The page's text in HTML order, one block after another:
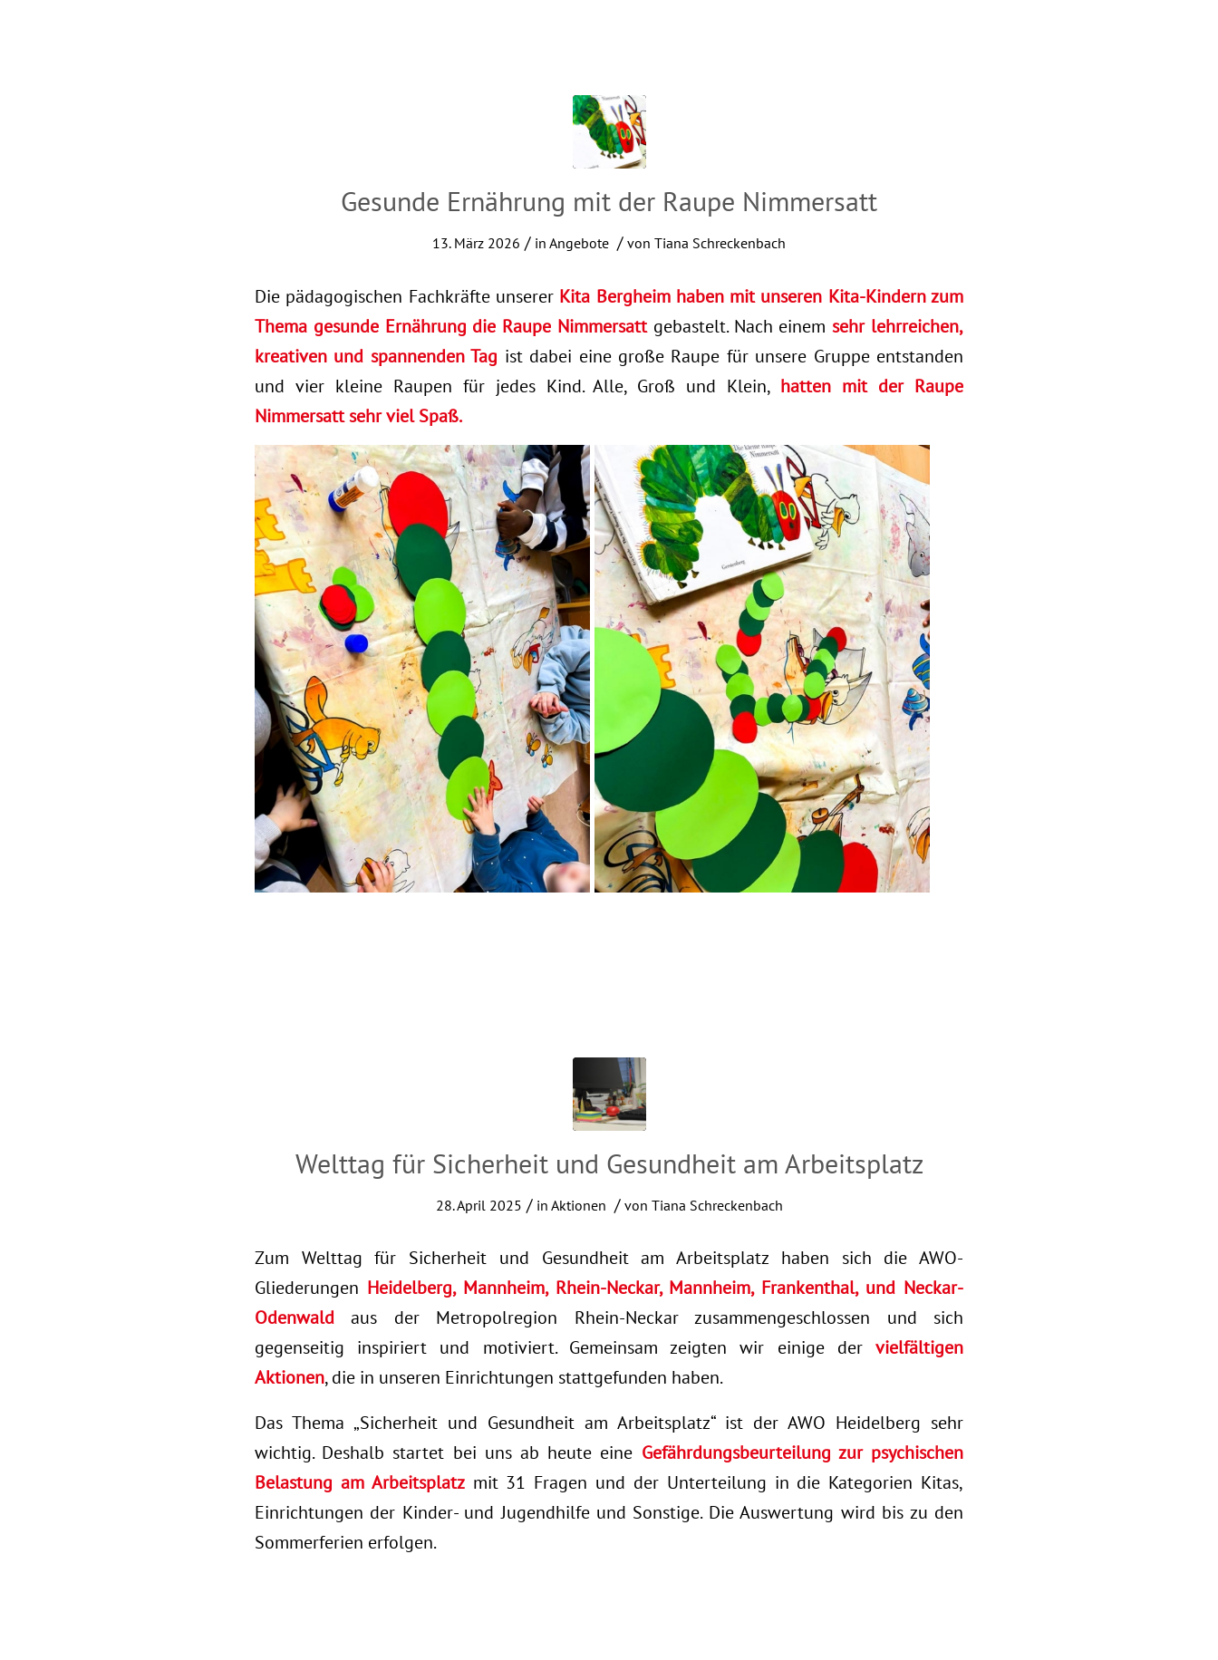
Gesunde Ernährung mit der Raupe Nimmersatt
13. März 2026 / in Angebote / von Tiana Schreckenbach
Die pädagogischen Fachkräfte unserer Kita Bergheim haben mit unseren Kita-Kindern zum
Thema gesunde Ernährung die Raupe Nimmersatt gebastelt. Nach einemsehr lehrreichen,
kreativen und spannenden Tag ist dabei eine große Raupe für unsere Gruppe entstanden
und vier kleine Raupen für jedes Kind. Alle, Groß und Klein, hatten mit der Raupe
Nimmersatt sehr viel Spaß.
Welttag für Sicherheit und Gesundheit am Arbeitsplatz
28. April 2025 / in Aktionen / von Tiana Schreckenbach
Zum Welttag für Sicherheit und Gesundheit am Arbeitsplatz haben sich die AWO-
Gliederungen Heidelberg, Mannheim, Rhein-Neckar, Mannheim, Frankenthal, und Neckar-
Odenwald aus der Metropolregion Rhein-Neckar zusammengeschlossen und sich
gegenseitig inspiriert und motiviert. Gemeinsam zeigten wir einige der vielfältigen
Aktionen, die in unseren Einrichtungen stattgefunden haben.
Das Thema „Sicherheit und Gesundheit am Arbeitsplatz“ ist der AWO Heidelberg sehr
wichtig. Deshalb startet bei uns ab heute eine Gefährdungsbeurteilung zur psychischen
Belastung am Arbeitsplatzmit 31 Fragen und der Unterteilung in die Kategorien Kitas,
Einrichtungen der Kinder- und Jugendhilfe und Sonstige. Die Auswertung wird bis zu den
Sommerferien erfolgen.